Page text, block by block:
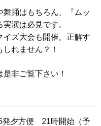
踊はもちろん、『ムッ
演は必見です。
イズ大会も開催。正解す
れません？！
非ご覧下さい！
発夕方便 21時開始（予